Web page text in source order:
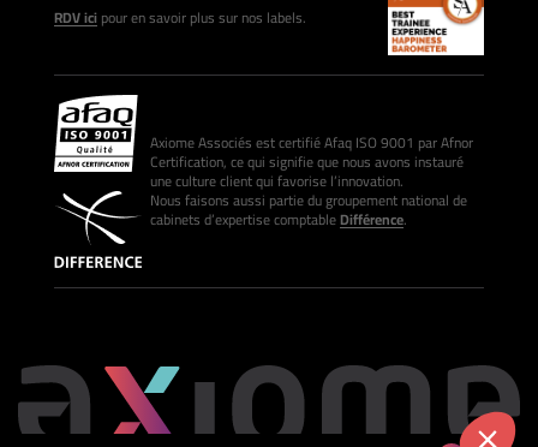
RDV icipour en savoir plus sur nos labels.
Axiome Associés est certifié Afaq ISO 9001 par Afnor
Certification, ce qui signifie que nous avons instauré
une culture client qui favorise l’innovation.
Nous faisons aussi partie du groupement national de
cabinets d’expertise comptableDifférence.